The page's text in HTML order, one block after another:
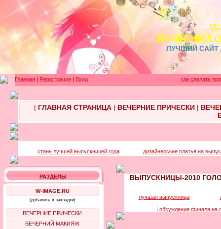
ВЕЧЕРНИЙ
ЛУЧШИЙ САЙТ
Главная | Регистрация | Вход где сделать
| ГЛАВНАЯ СТРАНИЦА| ВЕЧЕРНИЕ ПРИЧЕСКИ|
стань лучшей выпускницей года дизайнерские платья на
РАЗДЕЛЫ
W-IMAGE.RU
[добавить в закладки]
ВЕЧЕРНИЕ ПРИЧЕСКИ
ВЕЧЕРНИЙ МАКИЯЖ
ВЫПУСКНИЦЫ-2010
лучшая выпускница
| обсуждение финала на